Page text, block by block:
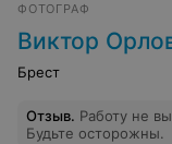
ФОТОГРАФ
Виктор
Брест
Отзыв. Работу не
Будьте осторожны.